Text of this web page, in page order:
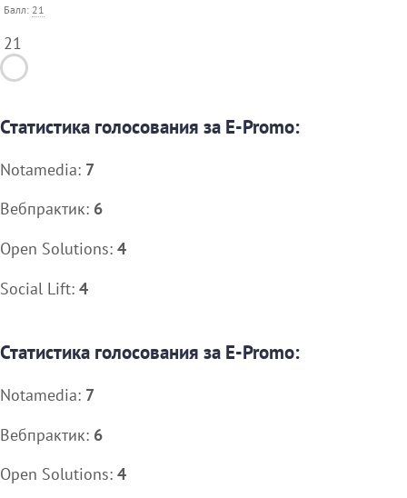
Балл: 21
21
Статистика голосования за E-Promo:
Notamedia: 7
Вебпрактик: 6
Open Solutions: 4
Social Lift: 4
Статистика голосования за E-Promo:
Notamedia: 7
Вебпрактик: 6
Open Solutions: 4